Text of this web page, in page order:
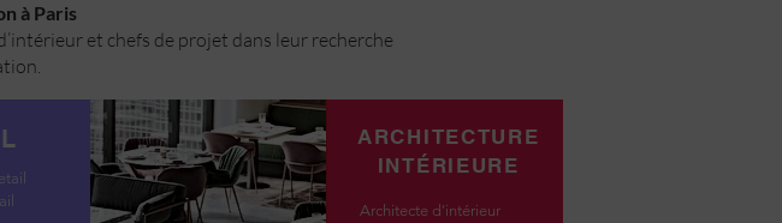
à Paris
et chefs de projet dans leur recherche
ARCHITECTURE
INTÉRIEURE
Architecte d'intérieur